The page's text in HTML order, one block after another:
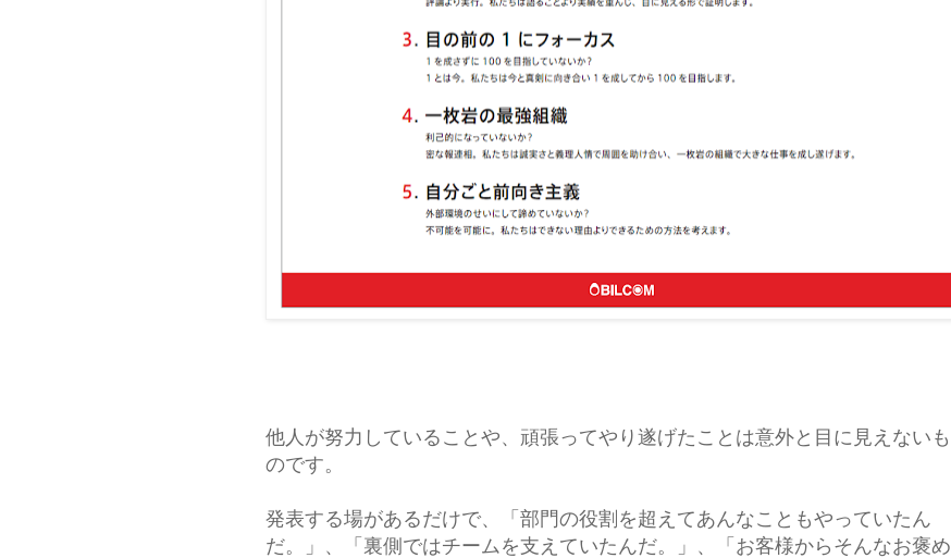
他人が努力していることや、頑張ってやり遂げたことは意外と 目に見えないも
のです。
発表する場があるだけで、「部門の役割を超えてあんなこともやっていたん
だ。」、「裏側ではチームを支えていたんだ。」、「お客様からそんなお褒め